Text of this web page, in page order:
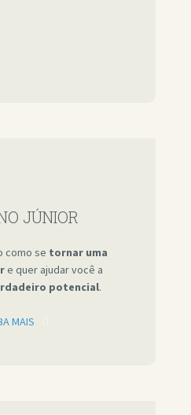
JÚNIOR
como se tornar uma
e quer ajudar você a
potencial.
MAIS